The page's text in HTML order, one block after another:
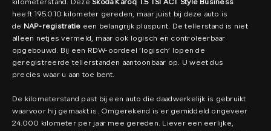
kilometerstand. Deze Škoda Karoq 1.5 TSI ACT Style Business
heeft 195.010 kilometer gereden, maar juist bij deze auto is
de NAP-registratie een belangrijk pluspunt. De tellerstand is niet
alleen netjes vermeld, maar ook logisch en controleerbaar
opgebouwd. Bij een RDW-oordeel ‘logisch’ lopen de
geregistreerde tellerstanden aantoonbaar op. U weet dus
precies waar u aan toe bent.
De kilometerstand past bij een auto die daadwerkelijk is gebruikt
waarvoor hij gemaakt is. Omgerekend is er gemiddeld ongeveer
24.000 kilometer per jaar mee gereden. Liever een eerlijke,